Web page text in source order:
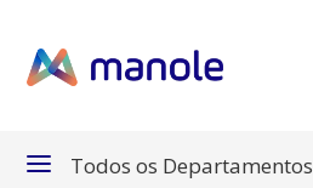
Todos os Departamentos